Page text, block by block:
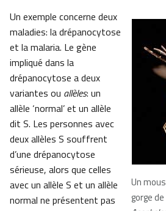
Un
gorge
Un exemple concerne deux
maladies: la drépanocytose
et la malaria. Le gène
impliqué dans la
drépanocytose a deux
variantes ou allèles: un
allèle ‘normal’ et un allèle
dit S. Les personnes avec
deux allèles S souffrent
d’une drépanocytose
sérieuse, alors que celles
avec un allèle S et un allèle
normal ne présentent pas